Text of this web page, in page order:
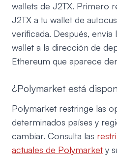
wallets de J2TX. Primero
J2TX a tu wallet de
verificada. Después, envía
wallet a la dirección de
Ethereum que aparece
¿Polymarket está
Polymarket restringe las
determinados países y
cambiar. Consulta las
actuales de Polymarket y